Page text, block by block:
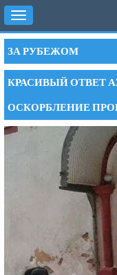
Toggle
navigation
ЗА РУБЕЖОМ
КРАСИВЫЙ ОТВЕТ
ОСКОРБЛЕНИЕ